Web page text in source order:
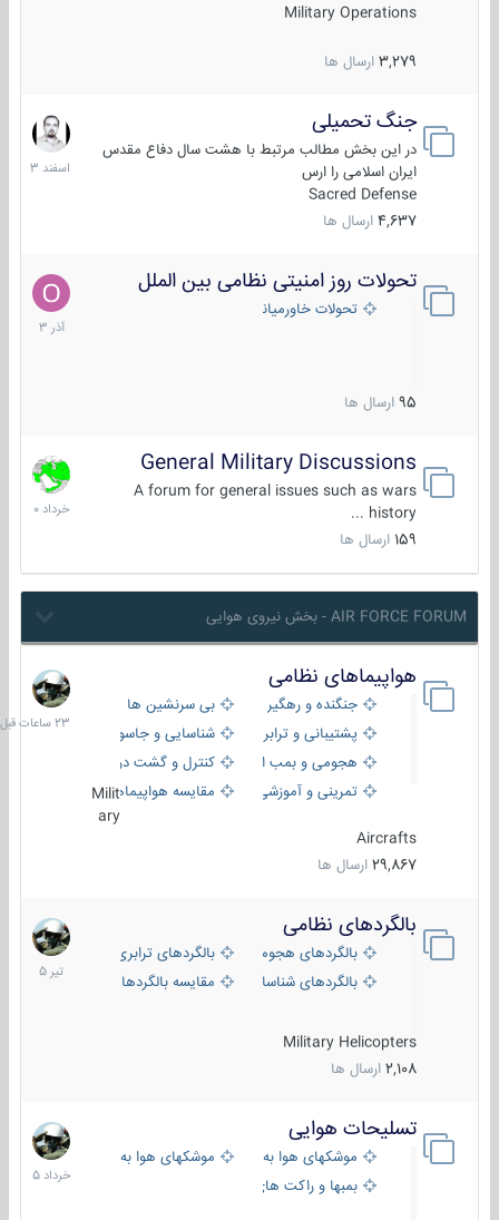
Military Operations
3,279 ارسال ها
جنگ تحمیلی
در این بخش مطالب مرتبط با هشت سال دفاع مقدس
ایران اسلامی را ارس
Sacred Defense
4,637 ارسال ها
20
اسفند
1403
تحولات روز امنیتی نظامی بین الملل
تحولات خاورمیانه
95 ارسال ها
21
آذر
1403
General Military Discussions
A forum for general issues such as wars
history ...
159 ارسال ها
10
خرداد
1400
AIR FORCE FORUM - بخش نیروی هوایی
هواپیماهای نظامی
جنگنده و رهگیر
بی سرنشین ها
پشتیبانی و ترابری
شناسایی و جاسوسی
هجومی و بمب افکن
کنترل و گشت دریایی
تمرینی و آموزشی
مقایسه هواپیماهاMilit
ary
Aircrafts
29,867 ارسال ها
23
ساعات
قبل
بالگردهای نظامی
بالگردهای هجومی
بالگردهای ترابری
بالگردهای شناسایی
مقایسه بالگردها
Military Helicopters
2,108 ارسال ها
22
تیر
1405
تسلیحات هوایی
موشکهای هوا به هوا
موشکهای هوا به سطح
بمبها و راکت های هوایی
30
خرداد
1405